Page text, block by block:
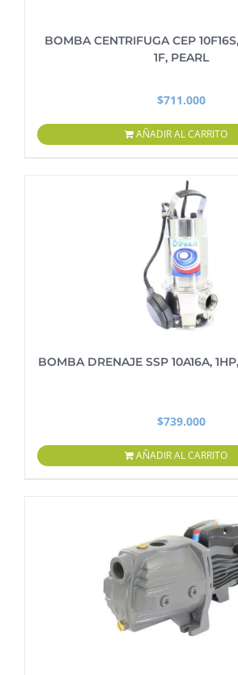
BOMBA CENTRIFUGA CEP
1F, PEARL
$711.000
AÑADIR AL CARRITO
BOMBA DRENAJE SSP 10A16A,
$739.000
AÑADIR AL CARRITO